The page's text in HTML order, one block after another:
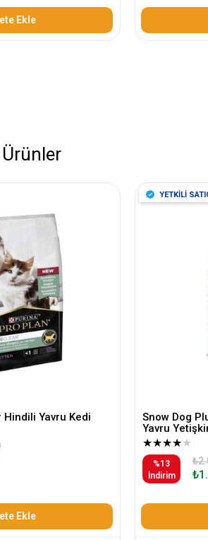
Ekle
Hindili Yavru Kedi
Ekle
Snow Dog
Yavru
★★★★★
%13
İndirim
YETKİLİ